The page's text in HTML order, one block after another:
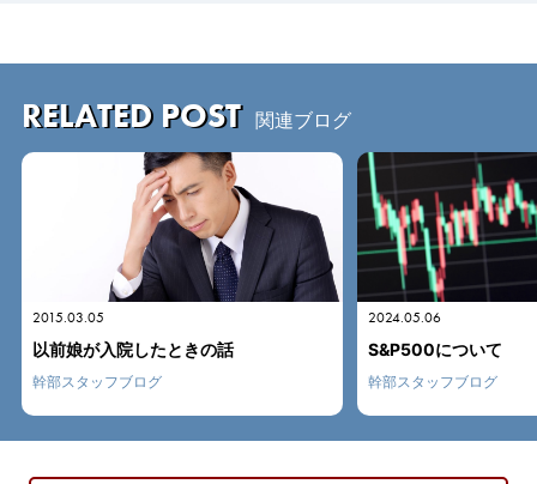
RELATED POST 関連ブログ
2024.05.06
S&P500について
幹部スタッフブログ
2022.02.21
4回転半ジャンプ
幹部スタッフブログ